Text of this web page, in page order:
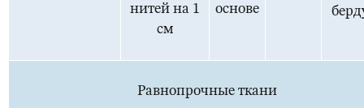
нитей на 1
см
основе
Равнопрочные ткани